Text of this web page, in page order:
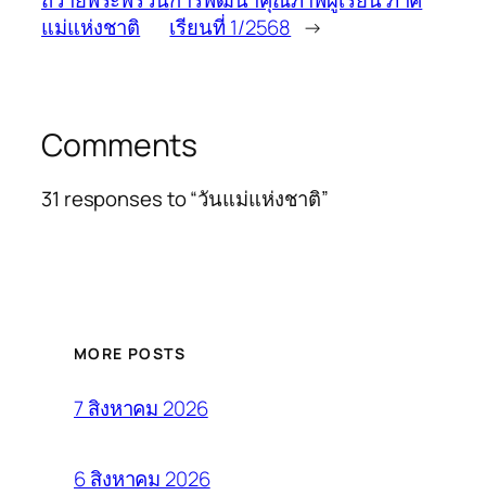
แม่แห่งชาติ
เรียนที่ 1/2568 →
Comments
31 responses to “วันแม่แห่งชาติ”
MORE POSTS
7 สิงหาคม 2026
6 สิงหาคม 2026